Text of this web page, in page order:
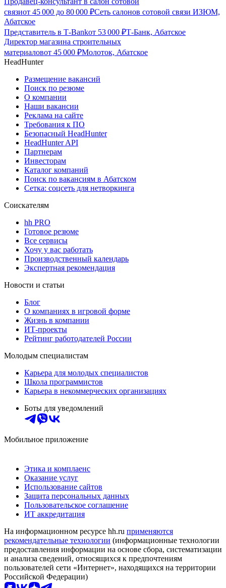
связиот 45 000 до 80 000 ₽Сеть салонов сотовой связи ИЗЮМ,
Абатское
Представитель в Т-Bankот 53 000 ₽Т-Банк, Абатское
Директор магазина строительных
материаловот 45 000 ₽Молоток, Абатское
HeadHunter
Размещение вакансий
Поиск по резюме
О компании
Наши вакансии
Реклама на сайте
Требования к ПО
Безопасный HeadHunter
HeadHunter API
Партнерам
Инвесторам
Каталог компаний
Поиск по вакансиям в Абатском
Сетка: соцсеть для нетворкинга
Соискателям
hh PRO
Готовое резюме
Все сервисы
Хочу у вас работать
Производственный календарь
Экспертная рекомендация
Новости и статьи
Блог
О компаниях в игровой форме
Жизнь в компании
ИТ-проекты
Рейтинг работодателей России
Молодым специалистам
Карьера для молодых специалистов
Школа программистов
Карьера в некоммерческих организациях
Боты для уведомлений
Мобильное приложение
Этика и комплаенс
Оказание услуг
Использование сайтов
Защита персональных данных
Пользовательское соглашение
ИТ аккредитация
На информационном ресурсе hh.ru применяются
рекомендательные технологии (информационные технологии
предоставления информации на основе сбора, систематизации
и анализа сведений, относящихся к предпочтениям
пользователей сети «Интернет», находящихся на территории
Российской Федерации)